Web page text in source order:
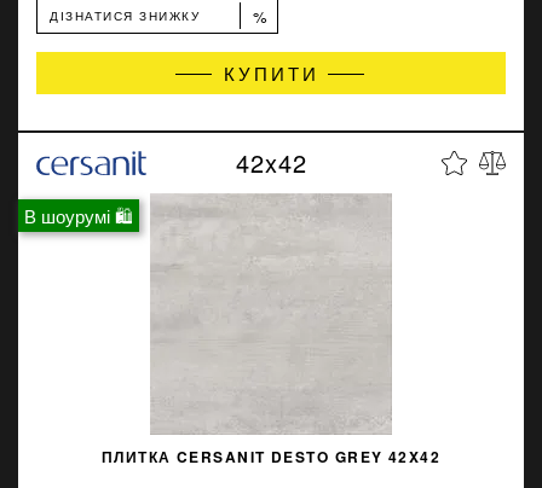
ДІЗНАТИСЯ ЗНИЖКУ %
КУПИТИ
В шоурумі 🛍
42x42
ПЛИТКА CERSANIT DESTO GREY 42X42